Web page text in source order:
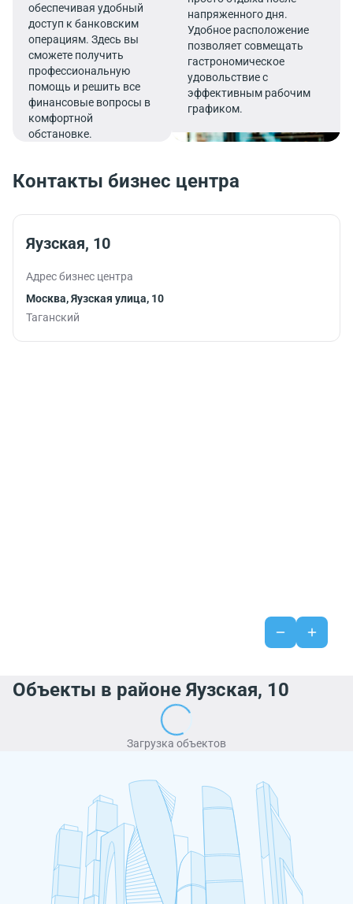
обеспечивая удобный
доступ к банковским
операциям. Здесь вы
сможете получить
профессиональную
помощь и решить все
финансовые вопросы в
комфортной
обстановке.
напряженного дня.
Удобное расположение
позволяет совмещать
гастрономическое
удовольствие с
эффективным рабочим
графиком.
Контакты бизнес центра
Яузская, 10
Адрес бизнес центра
Москва, Яузская улица, 10
Таганский
Объекты в районе Яузская, 10
Загрузка объектов